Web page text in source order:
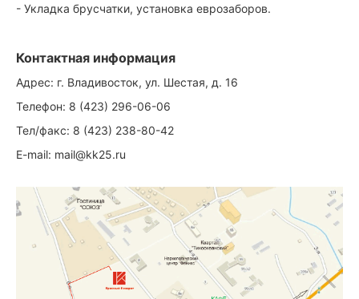
- Укладка брусчатки, установка еврозаборов.
Контактная информация
Адрес: г. Владивосток, ул. Шестая, д. 16
Телефон: 8 (423) 296-06-06
Тел/факс: 8 (423) 238-80-42
E-mail: mail@kk25.ru